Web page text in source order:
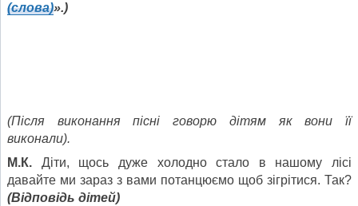
(слова)».)
(Після виконання пісні говорю дітям як вони її
виконали).
М.К. Діти, щось дуже холодно стало в нашому лісі
давайте ми зараз з вами потанцюємо щоб зігрітися. Так?
(Відповідь дітей)